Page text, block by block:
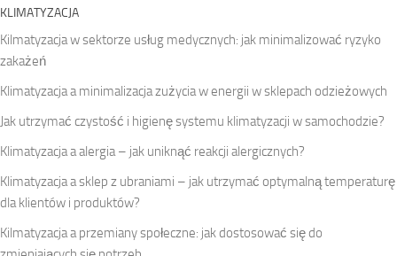
KLIMATYZACJA
Kilmatyzacja w sektorze usług medycznych: jak minimalizować ryzyko
zakażeń
Klimatyzacja a minimalizacja zużycia w energii w sklepach odzieżowych
Jak utrzymać czystość i higienę systemu klimatyzacji w samochodzie?
Klimatyzacja a alergia – jak uniknąć reakcji alergicznych?
Klimatyzacja a sklep z ubraniami – jak utrzymać optymalną temperaturę
dla klientów i produktów?
Kilmatyzacja a przemiany społeczne: jak dostosować się do